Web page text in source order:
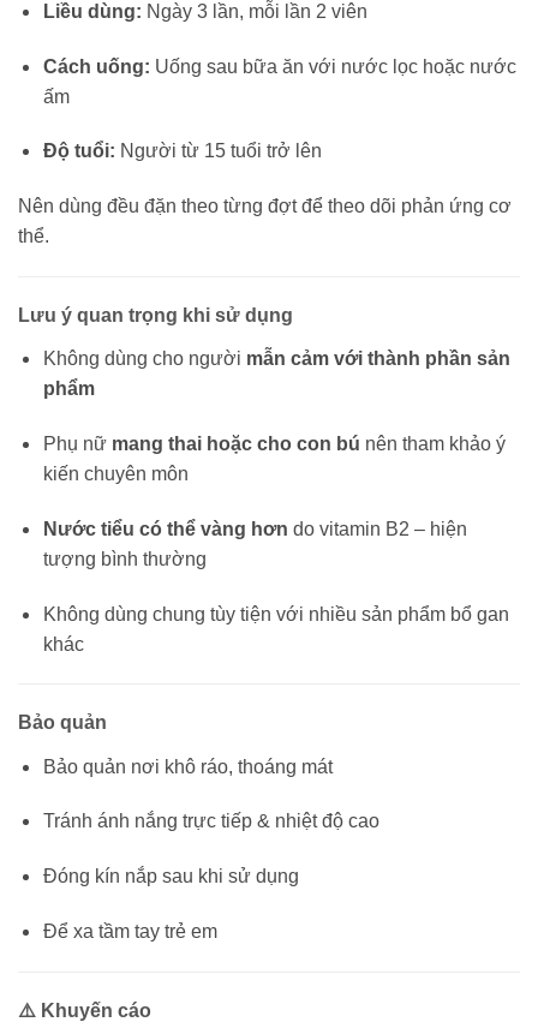
Liều dùng: Ngày 3 lần, mỗi lần 2 viên
Cách uống: Uống sau bữa ăn với nước lọc hoặc nước
ấm
Độ tuổi: Người từ 15 tuổi trở lên
Nên dùng đều đặn theo từng đợt để theo dõi phản ứng cơ
thể.
Lưu ý quan trọng khi sử dụng
Không dùng cho người mẫn cảm với thành phần sản
phẩm
Phụ nữ mang thai hoặc cho con bú nên tham khảo ý
kiến chuyên môn
Nước tiểu có thể vàng hơn do vitamin B2 – hiện
tượng bình thường
Không dùng chung tùy tiện với nhiều sản phẩm bổ gan
khác
Bảo quản
Bảo quản nơi khô ráo, thoáng mát
Tránh ánh nắng trực tiếp & nhiệt độ cao
Đóng kín nắp sau khi sử dụng
Để xa tầm tay trẻ em
⚠️ Khuyến cáo